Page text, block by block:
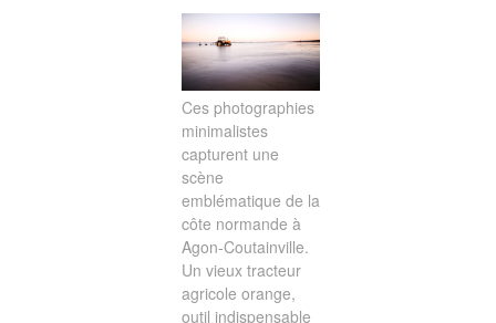
Ces photographies
minimalistes
capturent une
scène
emblématique de la
côte normande à
Agon-Coutainville.
Un vieux tracteur
agricole orange,
outil indispensable